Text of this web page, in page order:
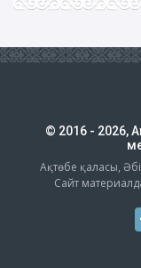
© 2016 - 2026,
Ақтөбе қаласы,
Сайт